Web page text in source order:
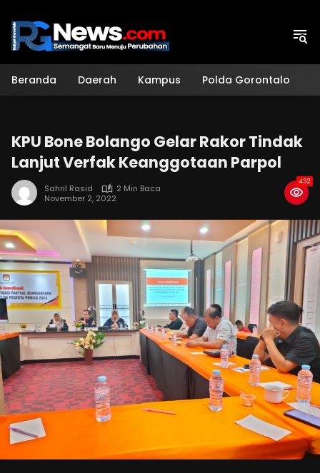
konten
Beranda Daerah Kampus Polda Gorontalo
KPU Bone Bolango Gelar Rakor Tindak
Lanjut Verfak Keanggotaan Parpol
Sahril Rasid
2 Min Baca
November 2, 2022
432